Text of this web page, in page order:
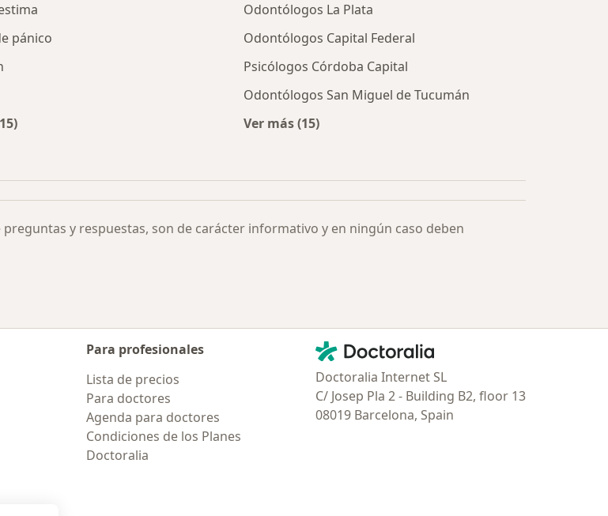
pánico
Odontólogos La Plata
Odontólogos Capital Federal
Psicólogos Córdoba Capital
Odontólogos San Miguel de Tucumán
Ver más (15)
y respuestas, son de carácter informativo y en ningún caso deben
Para profesionales
Lista de precios
Para doctores
Agenda para doctores
Condiciones de los Planes
Doctoralia
Contacto
Doctoralia - Página de inicio
Doctoralia Internet SL
C/ Josep Pla 2 - Building B2, floor 13
08019 Barcelona, Spain